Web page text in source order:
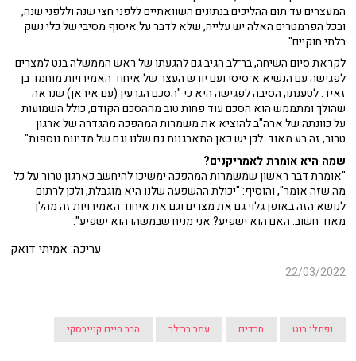
המעצרים עד תום ההליכים בנתונים השוואתיים ללפני חצי שנה וללפני שנה,
ובכל הפרמטרים האלה יש עלייה, שלא לדבר על איסוף מסיבי של כלי נשק
בלתי חוקיים".
לקראת סיום השיחה, בר־לב הגיב גם להגעתו של ראש הממשלה בנט למצרים
לפגישה עם הנשיא א־סיסי ועם יורש העצר של איחוד האמירויות מוחמד בן
זאיד. לטענתו, הסיבה לפגישה היא כי "הסכם הגרעין (עם איראן) שנראה
שהולך ומתממש הוא הסכם עוד פחות טוב מההסכם הקודם, כולל השמועות
על כוונתה של ארה"ב להוציא את משמרות המהפכה מהגדרה של ארגון
טרור, זה רע מאוד. לכן יש כאן התארגנות גם שלנו וגם של מדינות נוספות".
שמה היא אומרת לאמריקנים?
"אומרת דבר ראשון שמשמרות המהפכה ימשיכו להיחשב כארגון טרור על כל
מה שזה אומר", והוסיף: "יכולת ההשפעה שלנו היא מוגבלת, ולכן לרתום
לנושא הזה באופן גלוי גם את מצרים וגם את איחוד האמירויות זה מהלך
מאוד חשוב. האם הוא ישפיע? אני מניח שבמשהו הוא ישפיע".
עריכה: אמיתי דואק
22/03/2022
נפתלי בנט חרדים עמר בר־לב הרב חיים קנייבסקי